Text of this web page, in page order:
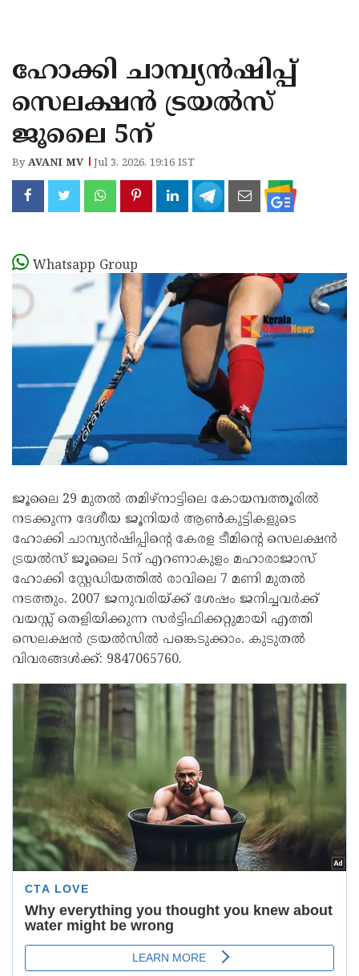
KANNUR
KASARAGOD
ഹോക്കി ചാമ്പ്യൻഷിപ്പ്
സെലക്ഷൻ ട്രയൽസ്
ജൂലൈ 5ന്
ByAVANI MV Jul 3, 2026, 19:16 IST
Whatsapp Group
ജൂലൈ 29 മുതൽ തമിഴ്നാട്ടിലെ കോയമ്പത്തൂരിൽ
നടക്കുന്ന ദേശീയ ജൂനിയർ ആൺകുട്ടികളുടെ
ഹോക്കി ചാമ്പ്യൻഷിപ്പിന്റെ കേരള ടീമിന്റെ സെലക്ഷൻ
ട്രയൽസ് ജൂലൈ 5ന് എറണാകുളം മഹാരാജാസ്
ഹോക്കി സ്റ്റേഡിയത്തിൽ രാവിലെ 7 മണി മുതൽ
നടത്തും. 2007 ജനുവരിയ്ക്ക് ശേഷം ജനിച്ചവർക്ക്
വയസ്സ് തെളിയിക്കുന്ന സർട്ടിഫിക്കറ്റുമായി എത്തി
സെലക്ഷൻ ട്രയൽസിൽ പങ്കെടുക്കാം. കുടുതൽ
വിവരങ്ങൾക്ക്: 9847065760.